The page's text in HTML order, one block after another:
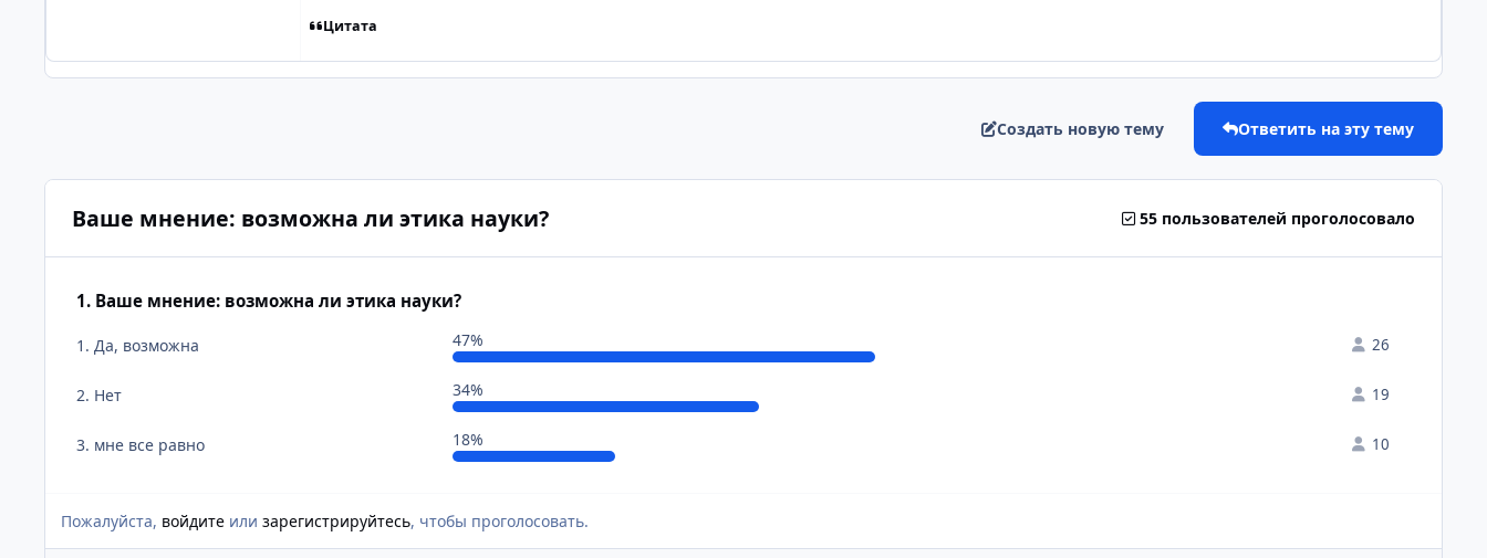
Цитата
Создать новую тему Ответить на эту тему
Ваше мнение: возможна ли этика науки? 55 пользователей проголосовало
1. Ваше мнение: возможна ли этика науки?
1. Да, возможна 47% 26
2. Нет 34% 19
3. мне все равно 18% 10
Пожалуйста, войдите или зарегистрируйтесь, чтобы проголосовать.